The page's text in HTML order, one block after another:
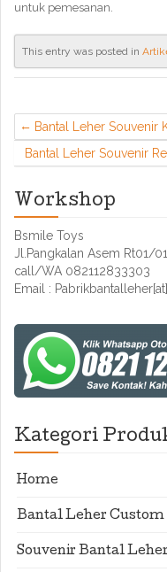
untuk pemesanan.
This entry was posted in
Bantal Leher Souvenir
Bantal Leher Souvenir
Workshop
Bsmile Toys
Jl.Pangkalan Asem Rt01/
call/WA 082112833303
Email :
Kategori
Home
Bantal Leher Custom
Souvenir Bantal